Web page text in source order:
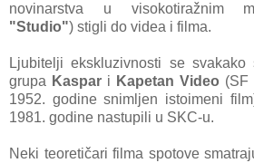
novinarstva u visokotiražnim
"Studio") stigli do videa i filma.
Ljubitelji ekskluzivnosti se
grupa Kaspar i Kapetan Video (SF
1952. godine snimljen istoimeni
1981. godine nastupili u SKC-u.
Neki teoretičari filma spotove